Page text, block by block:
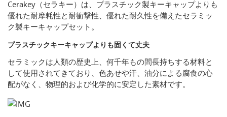
Cerakey（セラキー）は、プラスチック製キーキャップよりも
優れた耐摩耗性と耐衝撃性、優れた耐久性を備えたセラミッ
ク製キーキャップセット。
プラスチックキーキャップよりも固くて丈夫
セラミックは人類の歴史上、何千年もの間長持ちする材料と
して使用されてきており、色あせや汗、油分による腐食の心
配がなく、物理的および化学的に安定した素材です。